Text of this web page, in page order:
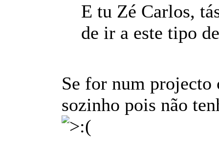
E tu Zé Carlos,
de ir a este tipo
Se for num
sozinho pois não